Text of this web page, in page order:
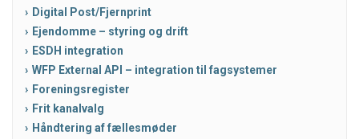
Digital Post/Fjernprint
Ejendomme – styring og drift
ESDH integration
WFP External API – integration til fagsystemer
Foreningsregister
Frit kanalvalg
Håndtering af fællesmøder